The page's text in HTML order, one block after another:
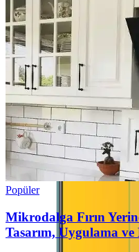
Popüler
Mikrodalga Fırın
Tasarım, Uygulama